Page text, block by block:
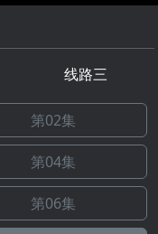
线路三
第02集
第04集
第06集